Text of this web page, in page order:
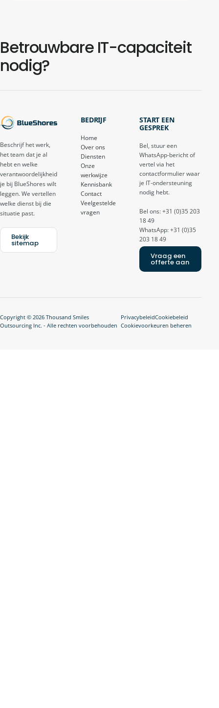
Betrouwbare IT-capaciteit
nodig?
Beschrijf het werk,
het team dat je al
hebt en welke
verantwoordelijkheid
je bij BlueShores wilt
leggen. We vertellen
welke dienst bij die
situatie past.
Bekijk
sitemap
BEDRIJF
Home
Over ons
Diensten
Onze
werkwijze
Kennisbank
Contact
Veelgestelde
vragen
START EEN
GESPREK
Bel, stuur een
WhatsApp-bericht of
vertel via het
contactformulier waar
je IT-ondersteuning
nodig hebt.
Bel ons: +31 (0)35 203
18 49
WhatsApp: +31 (0)35
203 18 49
Vraag een
offerte aan
Copyright © 2026 Thousand Smiles
Outsourcing Inc. - Alle rechten voorbehouden
PrivacybeleidCookiebeleid
Cookievoorkeuren beheren